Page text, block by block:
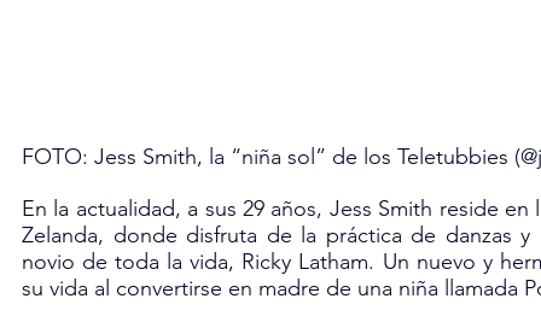
FOTO: Jess Smith, la “niña sol” de los Teletubbies
En la actualidad, a sus 29 años, Jess Smith reside en
Zelanda, donde disfruta de la práctica de danzas
novio de toda la vida, Ricky Latham. Un nuevo y
su vida al convertirse en madre de una niña llamada